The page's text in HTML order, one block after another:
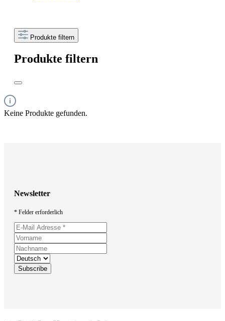
Produkte filtern
Produkte filtern
Keine Produkte gefunden.
Newsletter
* Felder erforderlich